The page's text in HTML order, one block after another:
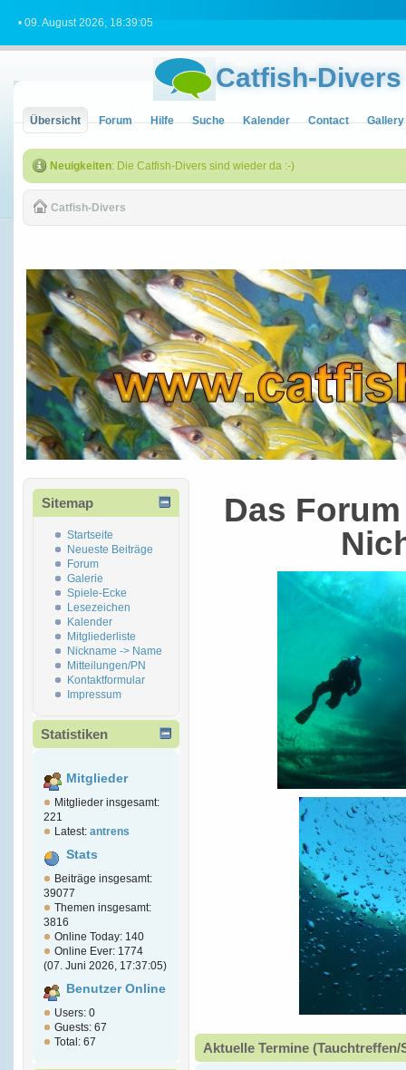
• 09. August 2026, 18:39:05
Catfish-Divers
Übersicht Forum Hilfe Suche Kalender Contact Gallery
Neuigkeiten: Die Catfish-Divers sind wieder da :-)
Catfish-Divers
Sitemap
Startseite
Neueste Beiträge
Forum
Galerie
Spiele-Ecke
Lesezeichen
Kalender
Mitgliederliste
Nickname -> Name
Mitteilungen/PN
Kontaktformular
Impressum
Statistiken
Mitglieder
Mitglieder insgesamt:
221
Latest: antrens
Stats
Beiträge insgesamt:
39077
Themen insgesamt:
3816
Online Today: 140
Online Ever: 1774
(07. Juni 2026, 17:37:05)
Benutzer Online
Users: 0
Guests: 67
Total: 67
Das
Aktuelle Termine